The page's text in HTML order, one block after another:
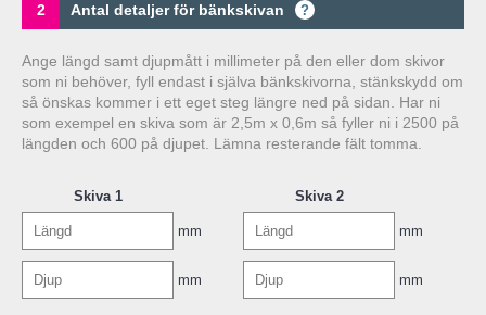
2 Antal detaljer för bänkskivan ?
Ange längd samt djupmått i millimeter på den eller dom skivor
som ni behöver, fyll endast i själva bänkskivorna, stänkskydd om
så önskas kommer i ett eget steg längre ned på sidan. Har ni
som exempel en skiva som är 2,5m x 0,6m så fyller ni i 2500 på
längden och 600 på djupet. Lämna resterande fält tomma.
Skiva 1
mm
mm
Skiva 2
mm
mm